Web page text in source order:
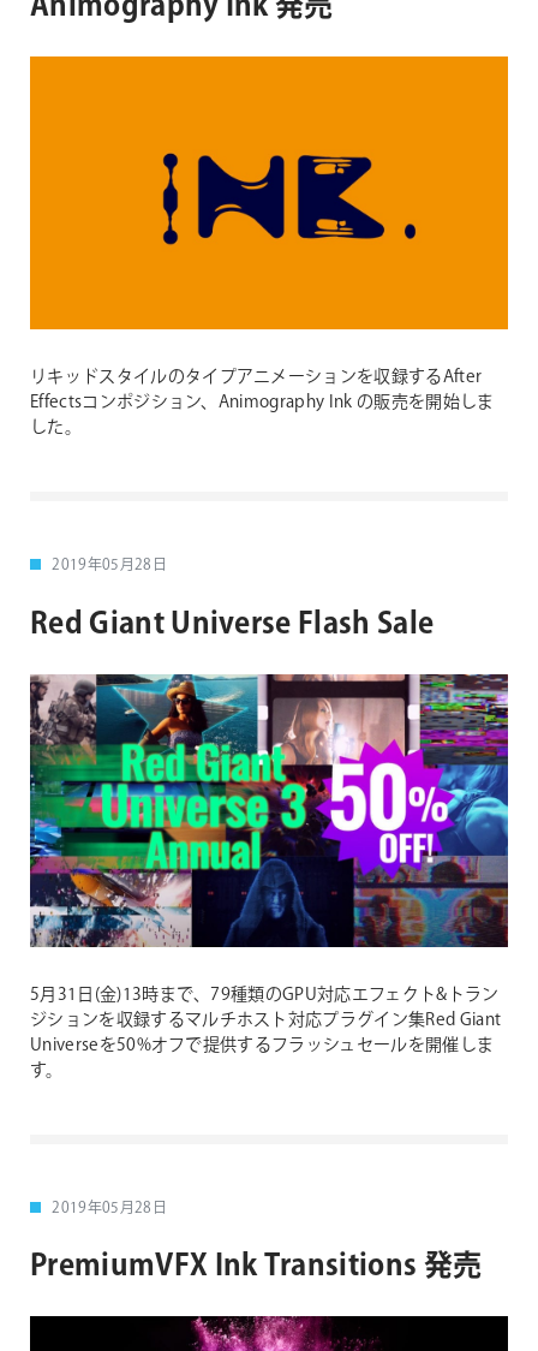
リキッドスタイルのタイプアニメーションを収録するAfter
Effectsコンポジション、Animography Ink の販売を開始しま
した。
2019年05月28日
Red Giant Universe Flash Sale
5月31日(金)13時まで、79種類のGPU対応エフェクト&トラン
ジションを収録するマルチホスト対応プラグイン集Red Giant
Universeを50%オフで提供するフラッシュセールを開催しま
す。
2019年05月28日
PremiumVFX Ink Transitions 発売